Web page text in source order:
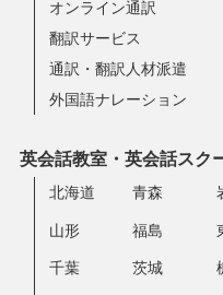
オンライン通訳
翻訳サービス
通訳・翻訳人材派遣
外国語ナレーション
英会話教室・英会話スク
北海道 青森
山形 福島
千葉 茨城